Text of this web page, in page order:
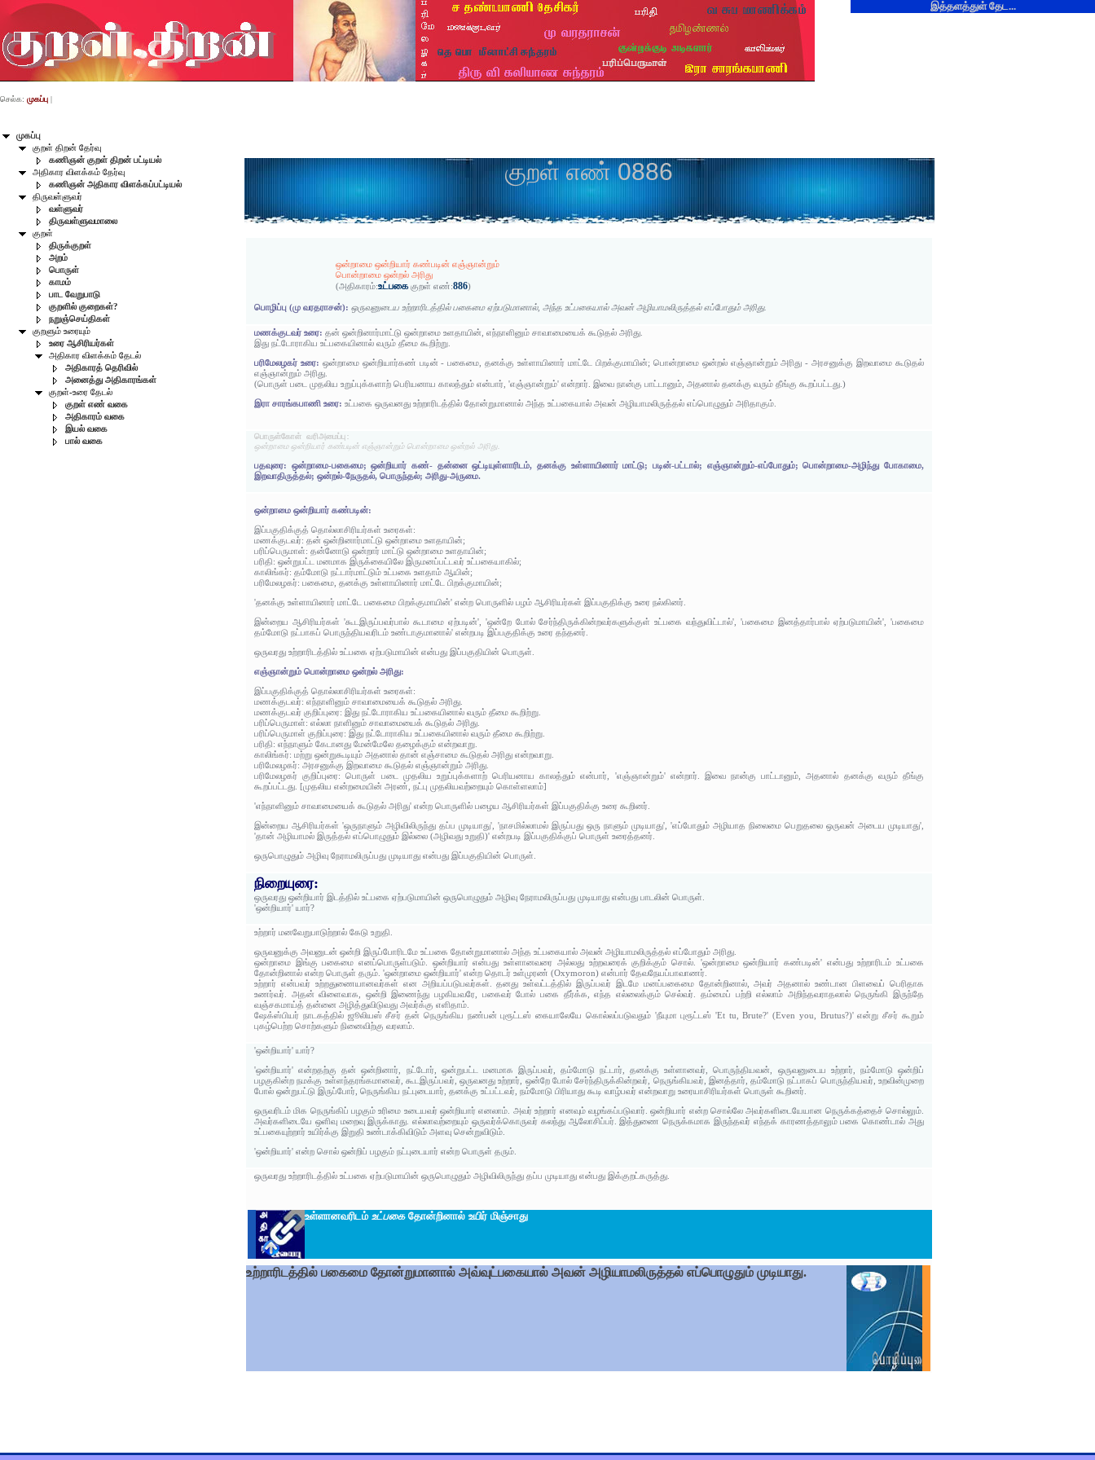
இத்தளத்துள் தேட...
முகப்பு
குறள் திறன் தேர்வு
கணிஞன் குறள் திறன் பட்டியல்
அதிகார விளக்கம் தேர்வு
கணிஞன் அதிகார விளக்கப்பட்டியல்
திருவள்ளுவர்
வள்ளுவர்
திருவள்ளுவமாலை
குறள்
திருக்குறள்
அறம்
பொருள்
காமம்
பாட வேறுபாடு
குறளில் குறைகள்?
நறுஞ்செய்திகள்
குறளும் உரையும்
உரை ஆசிரியர்கள்
அதிகார விளக்கம் தேடல்
அதிகாரத் தெரிவில்
அனைத்து அதிகாரங்கள்
குறள்-உரை தேடல்
குறள் எண் வகை
அதிகாரம் வகை
இயல் வகை
பால் வகை
செல்க: முகப்பு |
குறள் எண் 0886
ஒன்றாமை ஒன்றியார் கண்படின் எஞ்ஞான்றும்
பொன்றாமை ஒன்றல் அரிது
(அதிகாரம்:உட்பகைகுறள் எண்:886)
பொழிப்பு (மு வரதராசன்): ஒருவனுடைய உற்றாரிடத்தில் பகைமை ஏற்படுமானால், அந்த உட்பகையால் அவன் அழியாமலிருத்தல் எப்போதும் அரிது.
மணக்குடவர் உரை:தன் ஒன்றினார்மாட்டு ஒன்றாமை உளதாயின், எந்நாளினும் சாவாமையைக் கூடுதல் அரிது.
இது நட்டோராகிய உட்பகையினால் வரும் தீமை கூறிற்று.
பரிமேலழகர் உரை: ஒன்றாமை ஒன்றியார்கண் படின் - பகைமை, தனக்கு உள்ளாயினார் மாட்டே பிறக்குமாயின்; பொன்றாமை ஒன்றல் எஞ்ஞான்றும் அரிது - அரசனுக்கு இறவாமை கூடுதல்
எஞ்ஞான்றும் அரிது.
(பொருள் படை முதலிய உறுப்புக்களாற் பெரியனாய காலத்தும் என்பார், 'எஞ்ஞான்றும்' என்றார். இவை நான்கு பாட்டானும், அதனால் தனக்கு வரும் தீங்கு கூறப்பட்டது.)
இரா சாரங்கபாணி உரை:உட்பகை ஒருவனது உற்றாரிடத்தில் தோன்றுமானால் அந்த உட்பகையால் அவன் அழியாமலிருத்தல் எப்பொழுதும் அரிதாகும்.
பொருள்கோள் வரிஅமைப்பு:
ஒன்றாமை ஒன்றியார் கண்படின் எஞ்ஞான்றும் பொன்றாமை ஒன்றல் அரிது.
பதவுரை: ஒன்றாமை-பகைமை; ஒன்றியார் கண்- தன்னை ஒட்டியுள்ளாரிடம், தனக்கு உள்ளாயினார் மாட்டு; படின்-பட்டால்; எஞ்ஞான்றும்-எப்போதும்; பொன்றாமை-அழிந்து போகாமை,
இறவாதிருத்தல்; ஒன்றல்-நேருதல், பொருந்தல்; அரிது-அருமை.
ஒன்றாமை ஒன்றியார் கண்படின்:
இப்பகுதிக்குத் தொல்லாசிரியர்கள் உரைகள்:
மணக்குடவர்: தன் ஒன்றினார்மாட்டு ஒன்றாமை உளதாயின்;
பரிப்பெருமாள்: தன்னோடு ஒன்றார் மாட்டு ஒன்றாமை உளதாயின்;
பரிதி: ஒன்றுபட்ட மனமாக இருக்கையிலே இருமனப்பட்டவர் உட்பகையாகில்;
காலிங்கர்: தம்மோடு நட்டார்மாட்டும் உட்பகை உளதாம் ஆயின்;
பரிமேலழகர்: பகைமை, தனக்கு உள்ளாயினார் மாட்டே பிறக்குமாயின்;
'தனக்கு உள்ளாயினார் மாட்டே பகைமை பிறக்குமாயின்' என்ற பொருளில் பழம் ஆசிரியர்கள் இப்பகுதிக்கு உரை நல்கினர்.
இன்றைய ஆசிரியர்கள் 'கூடஇருப்பவர்பால் கூடாமை ஏற்படின்', 'ஒன்றே போல் சேர்ந்திருக்கின்றவர்களுக்குள் உட்பகை வந்துவிட்டால்', 'பகைமை இனத்தார்பால் ஏற்படுமாயின்', 'பகைமை
தம்மோடு நட்பாகப் பொருந்தியவரிடம் உண்டாகுமானால்' என்றபடி இப்பகுதிக்கு உரை தந்தனர்.
ஒருவரது உற்றாரிடத்தில் உட்பகை ஏற்படுமாயின் என்பது இப்பகுதியின் பொருள்.
எஞ்ஞான்றும் பொன்றாமை ஒன்றல் அரிது:
இப்பகுதிக்குத் தொல்லாசிரியர்கள் உரைகள்:
மணக்குடவர்: எந்நாளினும் சாவாமையைக் கூடுதல் அரிது.
மணக்குடவர் குறிப்புரை: இது நட்டோராகிய உட்பகையினால் வரும் தீமை கூறிற்று.
பரிப்பெருமாள்: எல்லா நாளினும் சாவாமையைக் கூடுதல் அரிது.
பரிப்பெருமாள் குறிப்புரை: இது நட்டோராகிய உட்பகையினால் வரும் தீமை கூறிற்று.
பரிதி: எந்நாளும் கேடானது மேன்மேலே தழைக்கும் என்றவாறு.
காலிங்கர்: மற்று ஒன்றுகூடியும் அதனால் தான் எஞ்சாமை கூடுதல் அரிது என்றவாறு.
பரிமேலழகர்: அரசனுக்கு இறவாமை கூடுதல் எஞ்ஞான்றும் அரிது.
பரிமேலழகர் குறிப்புரை: பொருள் படை முதலிய உறுப்புக்களாற் பெரியனாய காலத்தும் என்பார், 'எஞ்ஞான்றும்' என்றார். இவை நான்கு பாட்டானும், அதனால் தனக்கு வரும் தீங்கு
கூறப்பட்டது. [முதலிய என்றமையின் அரண், நட்பு முதலியவற்றையும் கொள்ளலாம்]
'எந்நாளினும் சாவாமையைக் கூடுதல் அரிது' என்ற பொருளில் பழைய ஆசிரியர்கள் இப்பகுதிக்கு உரை கூறினர்.
இன்றைய ஆசிரியர்கள் 'ஒருநாளும் அழிவிலிருந்து தப்ப முடியாது', 'நாசமில்லாமல் இருப்பது ஒரு நாளும் முடியாது', 'எப்போதும் அழியாத நிலைமை பெறுதலை ஒருவன் அடைய முடியாது',
'தான் அழியாமல் இருத்தல் எப்பொழுதும் இல்லை (அழிவது உறுதி)' என்றபடி இப்பகுதிக்குப் பொருள் உரைத்தனர்.
ஒருபொழுதும் அழிவு நேராமலிருப்பது முடியாது என்பது இப்பகுதியின் பொருள்.
நிறையுரை:
ஒருவரது ஒன்றியார் இடத்தில் உட்பகை ஏற்படுமாயின் ஒருபொழுதும் அழிவு நேராமலிருப்பது முடியாது என்பது பாடலின் பொருள்.
'ஒன்றியார்' யார்?
உற்றார் மனவேறுபாடுற்றால் கேடு உறுதி.
ஒருவனுக்கு அவனுடன் ஒன்றி இருப்போரிடமே உட்பகை தோன்றுமானால் அந்த உட்பகையால் அவன் அழியாமலிருத்தல் எப்போதும் அரிது.
ஒன்றாமை இங்கு பகைமை எனப்பொருள்படும். ஒன்றியார் என்பது உள்ளானவரை அல்லது உற்றவரைக் குறிக்கும் சொல். 'ஒன்றாமை ஒன்றியார் கண்படின்' என்பது உற்றாரிடம் உட்பகை
தோன்றினால் என்ற பொருள் தரும். 'ஒன்றாமை ஒன்றியார்' என்ற தொடர் உள்முரண் (Oxymoron) என்பார் தேவநேயப்பாவாணர்.
உற்றார் என்பவர் உற்றதுணையானவர்கள் என அறியப்படுபவர்கள். தனது உள்வட்டத்தில் இருப்பவர் இடமே மனப்பகைமை தோன்றினால், அவர் அதனால் உண்டான பிளவைப் பெரிதாக
உணர்வர். அதன் விளைவாக, ஒன்றி இணைந்து பழகியவரே, பகைவர் போல் பகை தீர்க்க, எந்த எல்லைக்கும் செல்வர். தம்மைப் பற்றி எல்லாம் அறிந்தவராதலால் நெருங்கி இருந்தே
வஞ்சகமாய்த் தன்னை அழித்துவிடுவது அவர்க்கு எளிதாம்.
ஷேக்ஸ்பியர் நாடகத்தில் ஜூலியஸ் சீசர் தன் நெருங்கிய நண்பன் புரூட்டஸ் கையாலேயே கொல்லப்படுவதும் 'நீயுமா புரூட்டஸ் 'Et tu, Brute?' (Even you, Brutus?)' என்று சீசர் கூறும்
புகழ்பெற்ற சொற்களும் நினைவிற்கு வரலாம்.
'ஒன்றியார்' யார்?
'ஒன்றியார்' என்றதற்கு தன் ஒன்றினார், நட்டோர், ஒன்றுபட்ட மனமாக இருப்பவர், தம்மோடு நட்டார், தனக்கு உள்ளானவர், பொருந்தியவன், ஒருவனுடைய உற்றார், நம்மோடு ஒன்றிப்
பழகுகின்ற நமக்கு உள்ளந்தரங்கமானவர், கூடஇருப்பவர், ஒருவனது உற்றார், ஒன்றே போல் சேர்ந்திருக்கின்றவர், நெருங்கியவர், இனத்தார், தம்மோடு நட்பாகப் பொருந்தியவர், உறவின்முறை
போல் ஒன்றுபட்டு இருப்போர், நெருங்கிய நட்புடையார், தனக்கு உட்பட்டவர், நம்மோடு பிரியாது கூடி வாழ்பவர் என்றவாறு உரையாசிரியர்கள் பொருள் கூறினர்.
ஒருவரிடம் மிக நெருங்கிப் பழகும் உரிமை உடையவர் ஒன்றியார் எனலாம். அவர் உற்றார் எனவும் வழங்கப்படுவார். ஒன்றியார் என்ற சொல்லே அவர்களிடையேயான நெருக்கத்தைச் சொல்லும்.
அவர்களிடையே ஒளிவு மறைவு இருக்காது. எல்லாவற்றையும் ஒருவர்க்கொருவர் கலந்து ஆலோசிப்பர். இத்துணை நெருக்கமாக இருந்தவர் எந்தக் காரணத்தாலும் பகை கொண்டால் அது
உட்பகையுற்றார் உயிர்க்கு இறுதி உண்டாக்கிவிடும் அளவு சென்றுவிடும்.
'ஒன்றியார்' என்ற சொல் ஒன்றிப் பழகும் நட்புடையார் என்ற பொருள் தரும்.
ஒருவரது உற்றாரிடத்தில் உட்பகை ஏற்படுமாயின் ஒருபொழுதும் அழிவிலிருந்து தப்ப முடியாது என்பது இக்குறட்கருத்து.
உள்ளானவரிடம் உட்பகைதோன்றினால் உயிர் மிஞ்சாது
உற்றாரிடத்தில் பகைமை தோன்றுமானால் அவ்வுட்பகையால் அவன் அழியாமலிருத்தல் எப்பொழுதும் முடியாது.